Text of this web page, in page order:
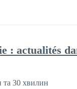
: actualités
30 хвилин